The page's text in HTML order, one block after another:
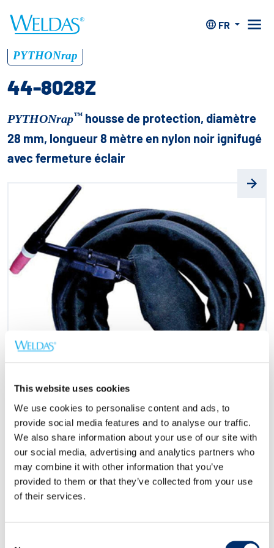
This website uses cookies
We use cookies to personalise content and ads, to
provide social media features and to analyse our traffic.
We also share information about your use of our site with
our social media, advertising and analytics partners who
may combine it with other information that you’ve
provided to them or that they’ve collected from your use
of their services.
FR
8028Z
PYTHONrap
44-8028Z
PYTHONrap™ housse de protection, diamètre
28 mm, longueur 8 mètre en nylon noir ignifugé
avec fermeture éclair
Tailles
8m.